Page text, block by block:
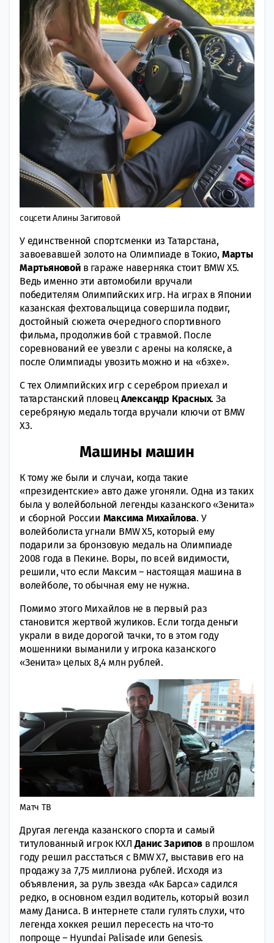
соцсети Алины Загитовой
У единственной спортсменки из Татарстана,
завоевавшей золото на Олимпиаде в Токио, Марты
Мартьяновойв гараже наверняка стоит BMW X5.
Ведь именно эти автомобили вручали
победителям Олимпийских игр. На играх в Японии
казанская фехтовальщица совершила подвиг,
достойный сюжета очередного спортивного
фильма, продолжив бой с травмой. После
соревнований ее увезли с арены на коляске, а
после Олимпиады увозить можно и на «бэхе».
С тех Олимпийских игр с серебром приехал и
татарстанский пловецАлександр Красных. За
серебряную медаль тогда вручали ключи от BMW
X3.
Машины машин
К тому же были и случаи, когда такие
«президентские» авто даже угоняли. Одна из таких
была у волейбольной легенды казанского «Зенита»
и сборной России Максима Михайлова. У
волейболиста угнали BMW X5, который ему
подарили за бронзовую медаль на Олимпиаде
2008 года в Пекине. Воры, по всей видимости,
решили, что если Максим – настоящая машина в
волейболе, то обычная ему не нужна.
Помимо этого Михайлов не в первый раз
становится жертвой жуликов. Если тогда деньги
украли в виде дорогой тачки, то в этом году
мошенники выманили у игрока казанского
«Зенита» целых 8,4 млн рублей.
Матч ТВ
Другая легенда казанского спорта и самый
титулованный игрок КХЛ Данис Зариповв прошлом
году решил расстаться с BMW X7, выставив его на
продажу за 7,75 миллиона рублей. Исходя из
объявления, за руль звезда «Ак Барса» садился
редко, в основном ездил водитель, который возил
маму Даниса. В интернете стали гулять слухи, что
легенда хоккея решил пересесть на что-то
попроще – Hyundai Palisade или Genesis.